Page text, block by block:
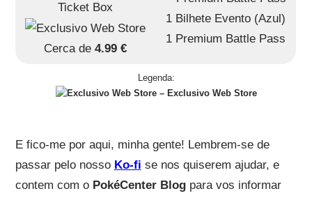
Ticket Box
Cerca de4.99 €
1 Bilhete Evento (Azul)
1 Premium Battle Pass
Legenda:
– Exclusivo Web Store
E fico-me por aqui, minha gente! Lembrem-se de
passar pelo nosso Ko-fi se nos quiserem ajudar, e
contem com o PokéCenter Blogpara vos informar